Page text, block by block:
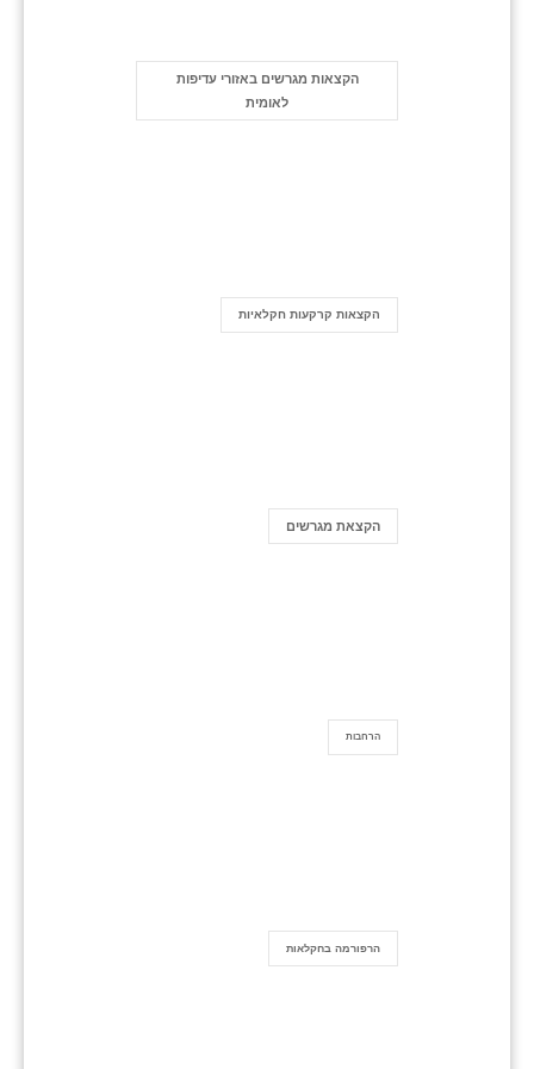
הקצאות מגרשים באזורי עדיפות
לאומית
הקצאות קרקעות חקלאיות
הקצאת מגרשים
הרחבות
הרפורמה בחקלאות